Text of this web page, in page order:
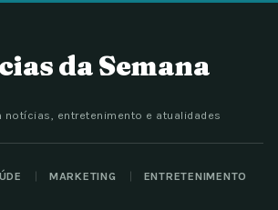
da Semana
notícias, entretenimento e atualidades
MARKETING ENTRETENIMENTO